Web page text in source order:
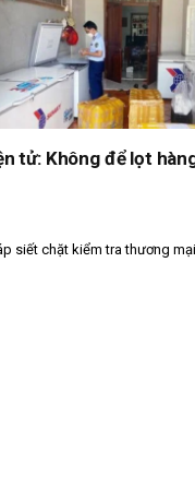
tử: Không để lọt
siết chặt kiểm tra thương